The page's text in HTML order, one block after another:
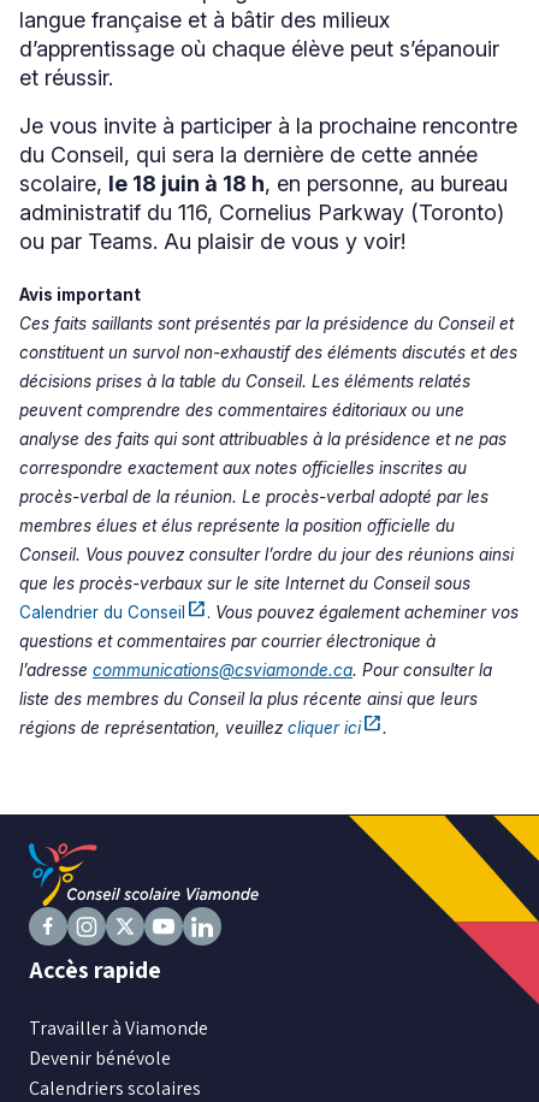
langue française et à bâtir des milieux
d’apprentissage où chaque élève peut s’épanouir
et réussir.
Je vous invite à participer à la prochaine rencontre
du Conseil, qui sera la dernière de cette année
scolaire, le 18 juin à 18 h, en personne, au bureau
administratif du 116, Cornelius Parkway (Toronto)
ou par Teams. Au plaisir de vous y voir!
Avis important
Ces faits saillants sont présentés par la présidence du Conseil et
constituent un survol non-exhaustif des éléments discutés et des
décisions prises à la table du Conseil. Les éléments relatés
peuvent comprendre des commentaires éditoriaux ou une
analyse des faits qui sont attribuables à la présidence et ne pas
correspondre exactement aux notes officielles inscrites au
procès-verbal de la réunion. Le procès-verbal adopté par les
membres élues et élus représente la position officielle du
Conseil. Vous pouvez consulter l’ordre du jour des réunions ainsi
que les procès-verbaux sur le site Internet du Conseil sous
Calendrier du Conseil open_in_new
Ce
lien
s'ouvrira
dans
une
nouvelle
. Vous pouvez également acheminer vos
questions et commentaires par courrier électronique à
l’adresse communications@csviamonde.ca. Pour consulter la
liste des membres du Conseil la plus récente ainsi que leurs
régions de représentation, veuillez cliquer iciopen_in_new
Ce
une
nouvelle
.
Suivez
sur
Facebook
Suivez
sur
Instagram
Suivez
nous
sur
X
Suivez
sur
Accès rapide
Travailler à Viamonde
Devenir bénévole
Calendriers scolaires